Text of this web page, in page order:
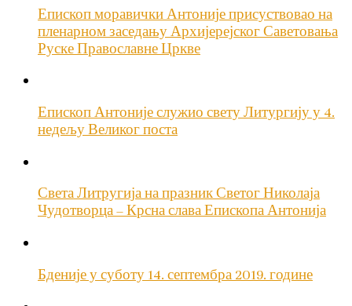
Епископ моравички Антоније присуствовао на
пленарном заседању Архијерејског Саветовања
Руске Православне Цркве
Епископ Антоније служио свету Литургију у 4.
недељу Великог поста
Света Литругија на празник Светог Николаја
Чудотворца – Крсна слава Епископа Антонија
Бденије у суботу 14. септембра 2019. године